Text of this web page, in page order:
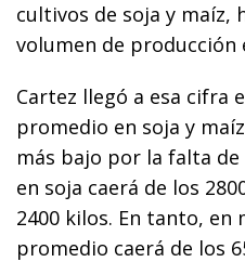
cultivos de soja y maíz,
volumen de producción
Cartez llegó a esa cifra
promedio en soja y
más bajo por la falta de
en soja caerá de los
2400 kilos. En tanto, en
promedio caerá de los